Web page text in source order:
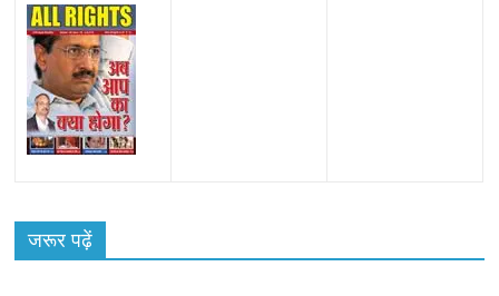
जरूर पढ़ें
प्रथम आगमन पर नवनियुक्त प्रदेश उपाध्यक्ष सोनू
बाल्मीकि का किया गया स्वागत